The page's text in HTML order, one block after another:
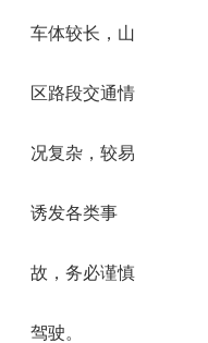
车体较长，山
区路段交通情
况复杂，较易
诱发各类事
故，务必谨慎
驾驶。